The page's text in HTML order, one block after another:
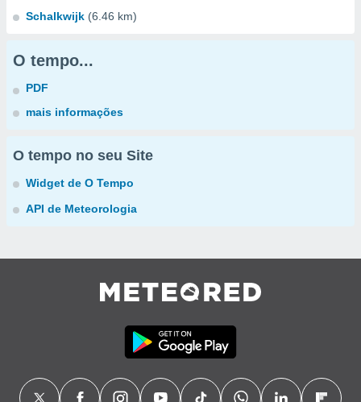
Schalkwijk (6.46 km)
O tempo...
PDF
mais informações
O tempo no seu Site
Widget de O Tempo
API de Meteorologia